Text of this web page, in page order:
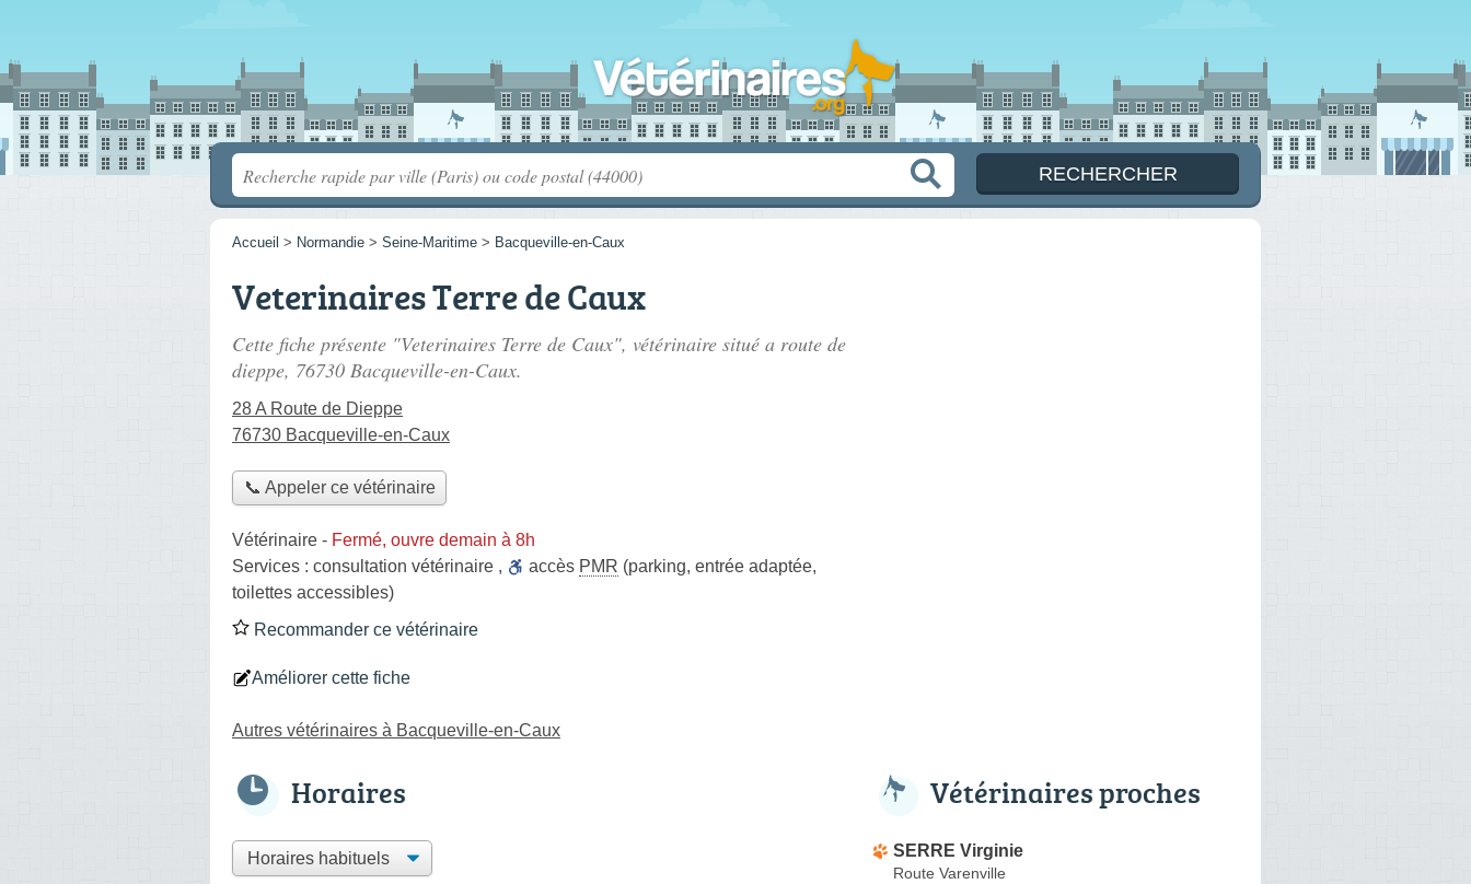
Accueil > Normandie > Seine-Maritime > Bacqueville-en-Caux
Veterinaires Terre de Caux
Cette fiche présente "Veterinaires Terre de Caux", vétérinaire situé a route de
dieppe, 76730 Bacqueville-en-Caux.
28 A Route de Dieppe
76730 Bacqueville-en-Caux
📞 Appeler ce vétérinaire
Vétérinaire - Fermé, ouvre demain à 8h
Services : consultation vétérinaire , accès PMR (parking, entrée adaptée,
toilettes accessibles)
Recommander ce vétérinaire
Améliorer cette fiche
Autres vétérinaires à Bacqueville-en-Caux
Horaires Vétérinaires proches
SERRE Virginie
Route Varenville